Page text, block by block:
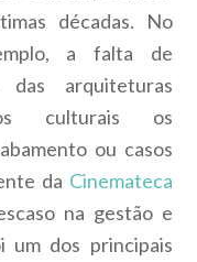
décadas. No
a falta de
das arquiteturas
culturais os
ou casos
da Cinemateca
na gestão e
um dos principais